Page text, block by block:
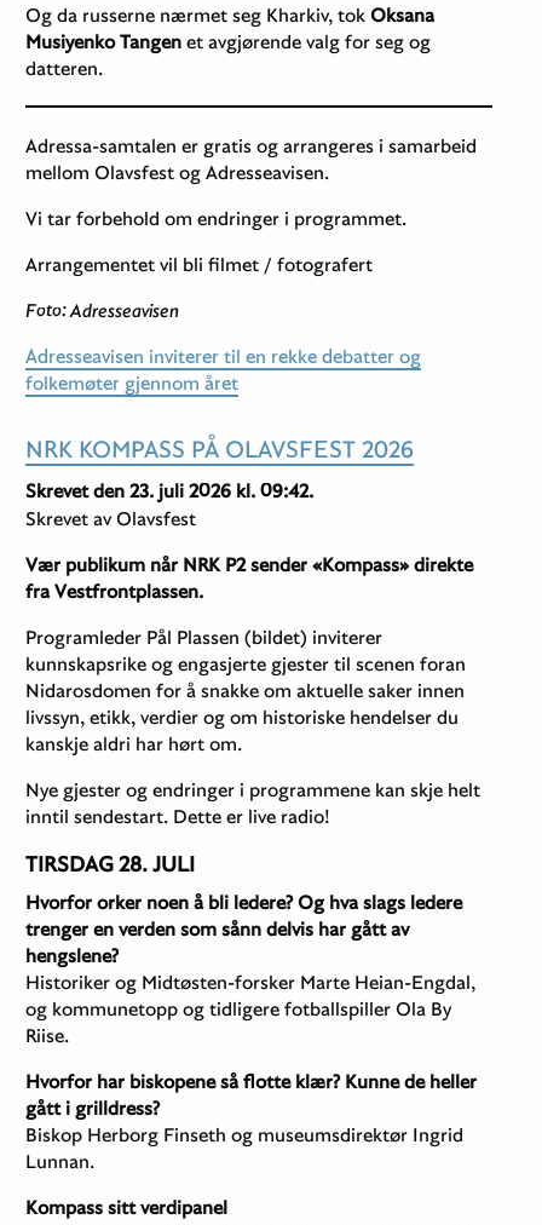
Og da russerne nærmet seg Kharkiv, tokOksana
Musiyenko Tangen et avgjørende valg for seg og
datteren.
Adressa-samtalen er gratis og arrangeres i samarbeid
mellom Olavsfest og Adresseavisen.
Vi tar forbehold om endringer i programmet.
Arrangementet vil bli filmet / fotografert
Foto: Adresseavisen
Adresseavisen inviterer til en rekke debatter og
folkemøter gjennom året
NRK KOMPASS PÅ OLAVSFEST 2026
Skrevet den 23. juli 2026 kl. 09:42.
Skrevet av Olavsfest
Vær publikum når NRK P2 sender «Kompass» direkte
fra Vestfrontplassen.
Programleder Pål Plassen (bildet) inviterer
kunnskapsrike og engasjerte gjester til scenen foran
Nidarosdomen for å snakke om aktuelle saker innen
livssyn, etikk, verdier og om historiske hendelser du
kanskje aldri har hørt om.
Nye gjester og endringer i programmene kan skje helt
inntil sendestart. Dette er live radio!
TIRSDAG 28. JULI
Hvorfor orker noen å bli ledere? Og hva slags ledere
trenger en verden som sånn delvis har gått av
hengslene?
Historiker og Midtøsten-forsker Marte Heian-Engdal,
og kommunetopp og tidligere fotballspiller Ola By
Riise.
Hvorfor har biskopene så flotte klær? Kunne de heller
gått i grilldress?
Biskop Herborg Finseth og museumsdirektør Ingrid
Lunnan.
Kompass sitt verdipanel